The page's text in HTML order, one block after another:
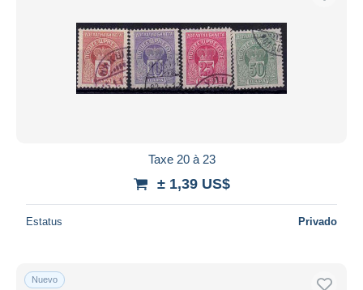
Taxe 20 à 23
± 1,39 US$
Estatus Privado
Nuevo